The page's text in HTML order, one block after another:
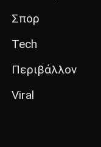
Σπορ
Tech
Περιβάλλον
Viral